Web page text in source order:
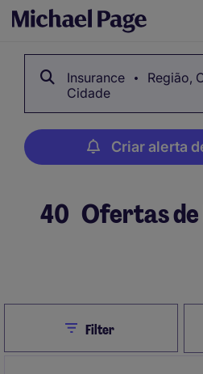
Insurance
Região,
Cidade
Criar alerta
40 Ofertas
CloseFilter